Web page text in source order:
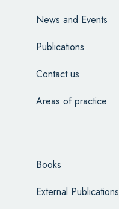
News and Events
Publications
Contact us
Areas of practice
Books
External Publications